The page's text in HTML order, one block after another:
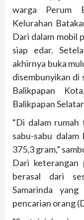
warga Perum
Kelurahan
Dari dalam mobil
siap edar.
akhirnya buka
disembunyikan di
Balikpapan
Balikpapan
“Di dalam
sabu-sabu
375,3 gram,”
Dari keterangan
berasal dari
Samarinda
pencarian orang